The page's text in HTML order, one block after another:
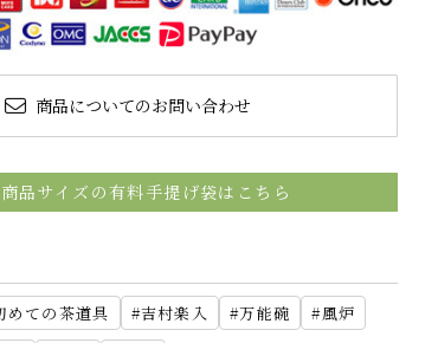
商品についてのお問い合わせ
品サイズの有料手提げ袋はこちら
めての茶道具 吉村楽入 万能碗
風炉